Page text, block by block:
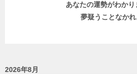
あなたの運勢がわかり
夢疑うことなかれ
2026年8月